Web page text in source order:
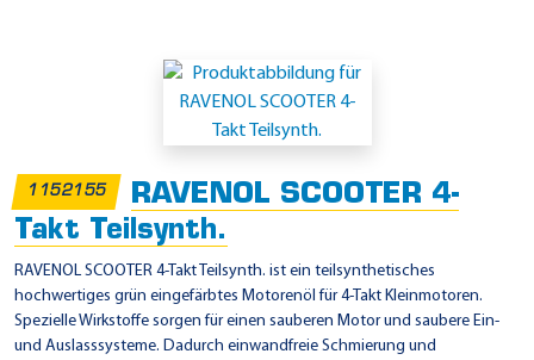
1152155
RAVENOL SCOOTER 4-
Takt Teilsynth.
RAVENOL SCOOTER 4-Takt Teilsynth. ist ein teilsynthetisches
hochwertiges grün eingefärbtes Motorenöl für 4-Takt Kleinmotoren.
Spezielle Wirkstoffe sorgen für einen sauberen Motor und saubere Ein-
und Auslasssysteme. Dadurch einwandfreie Schmierung und